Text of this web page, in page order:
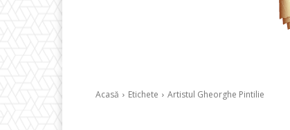
Acasă Etichete Artistul Gheorghe Pintilie